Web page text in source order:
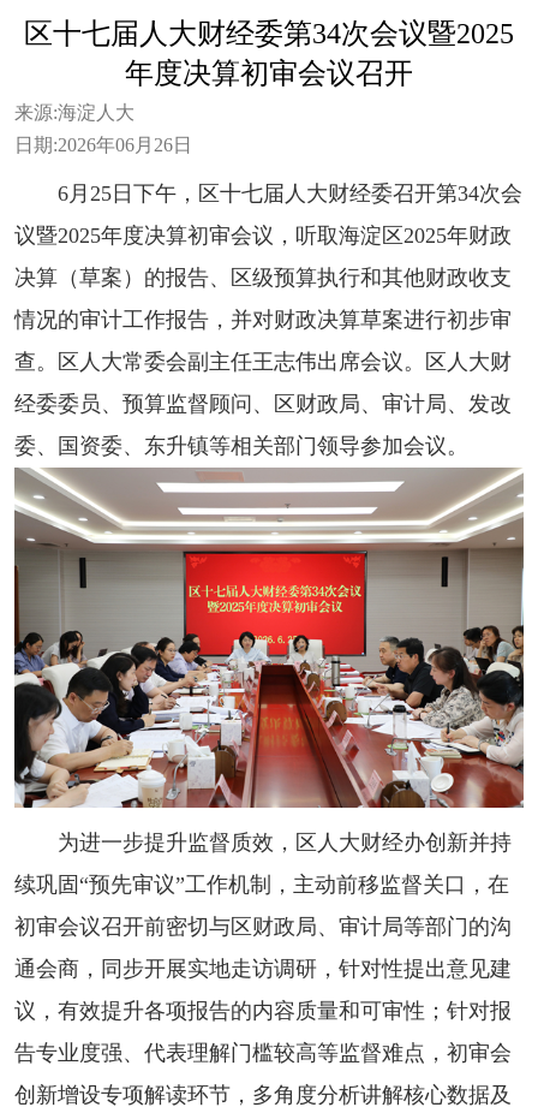
区十七届人大财经委第34次会议暨2025
年度决算初审会议召开
来源:海淀人大
日期:2026年06月26日
6月25日下午，区十七届人大财经委召开第34次会
议暨2025年度决算初审会议，听取海淀区2025年财政
决算（草案）的报告、区级预算执行和其他财政收支
情况的审计工作报告，并对财政决算草案进行初步审
查。区人大常委会副主任王志伟出席会议。区人大财
经委委员、预算监督顾问、区财政局、审计局、发改
委、国资委、东升镇等相关部门领导参加会议。
为进一步提升监督质效，区人大财经办创新并持
续巩固“预先审议”工作机制，主动前移监督关口，在
初审会议召开前密切与区财政局、审计局等部门的沟
通会商，同步开展实地走访调研，针对性提出意见建
议，有效提升各项报告的内容质量和可审性；针对报
告专业度强、代表理解门槛较高等监督难点，初审会
创新增设专项解读环节，多角度分析讲解核心数据及